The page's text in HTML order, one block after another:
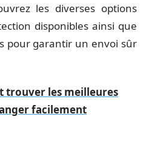
les diverses options
disponibles ainsi que
pour garantir un envoi sûr
trouver les meilleures
facilement